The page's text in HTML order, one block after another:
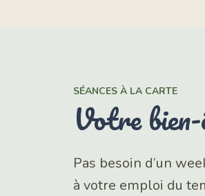
SÉANCES À LA CARTE
Votre
Pas besoin d’un
à votre emploi du